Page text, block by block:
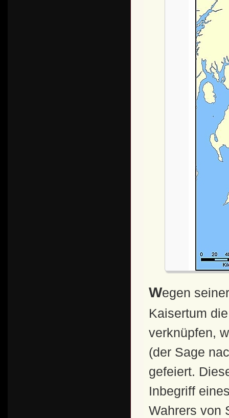
Wegen seiner Bestrebungen, mit Rom und dem
Kaisertum
verknüpfen,
(der Sage
gefeiert.
Inbegriff
Wahrers von